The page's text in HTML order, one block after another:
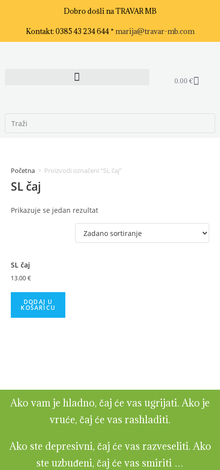
Dobro došli na TRAVAR MB
Kontakt: 0385 43 234 644 * marija@travar-mb.com
0.00€
Početna > Proizvodi označeni “SL čaj”
SL čaj
Prikazuje se jedan rezultat
SL čaj
13.00€
DODAJ U
KOŠARICU
Ako vam je hladno, čaj će vas ugrijati. Ako je
vruće, čaj će vas rashladiti.
Ako ste depresivni, čaj će vas razveseliti. Ako
ste uzbuđeni, čaj će vas smiriti …